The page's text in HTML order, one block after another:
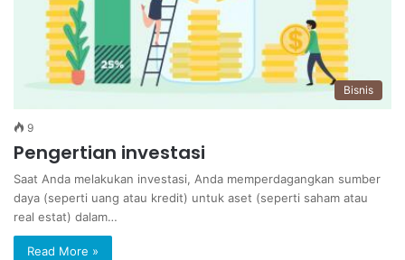
Bisnis
9
Pengertian investasi
Saat Anda melakukan investasi, Anda memperdagangkan sumber
daya (seperti uang atau kredit) untuk aset (seperti saham atau
real estat) dalam…
Read More »